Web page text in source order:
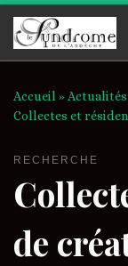
Passer au contenu
Accueil » Actualités
Collectes et
RECHERCHE
de